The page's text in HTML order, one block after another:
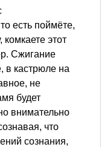
есть поймёте,
этот
Сжигание
в кастрюле на
не
будет
внимательно
что
сознания,